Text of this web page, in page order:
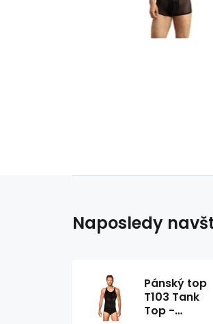
Naposledy
Pánský top
T103 Tank
Top -